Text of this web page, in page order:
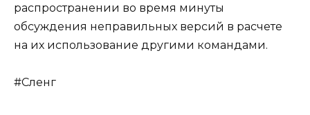
распространении во время минуты
обсуждения неправильных версий в расчете
на их использование другими командами.
#Сленг